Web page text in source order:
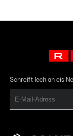
Schreift Iech an eis